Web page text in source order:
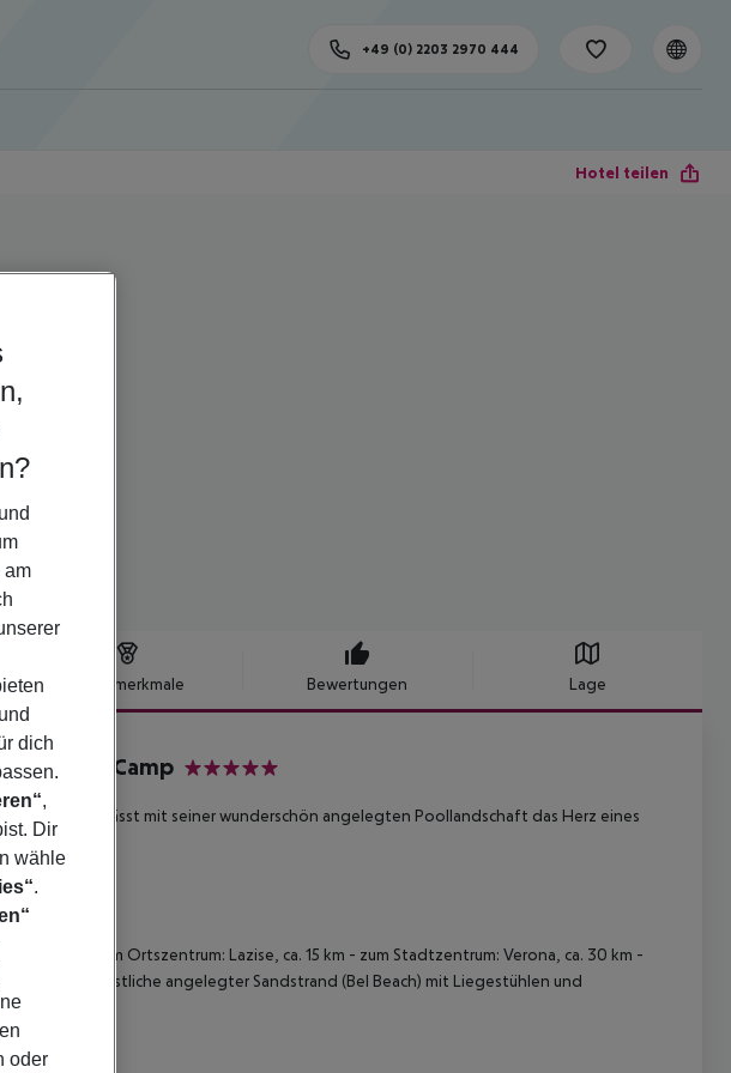
+49 (0) 2203 2970 444
Hotel teilen
Hotelmerkmale Bewertungen Lage
Happy Camp
Gardasees lässt mit seiner wunderschön angelegten Poollandschaft das Herz eines
ca. 1 km - zum Ortszentrum: Lazise, ca. 15 km - zum Stadtzentrum: Verona, ca. 30 km -
- künstliche angelegter Sandstrand (Bel Beach) mit Liegestühlen und
am
dich
,
Dir
wähle
.
oder